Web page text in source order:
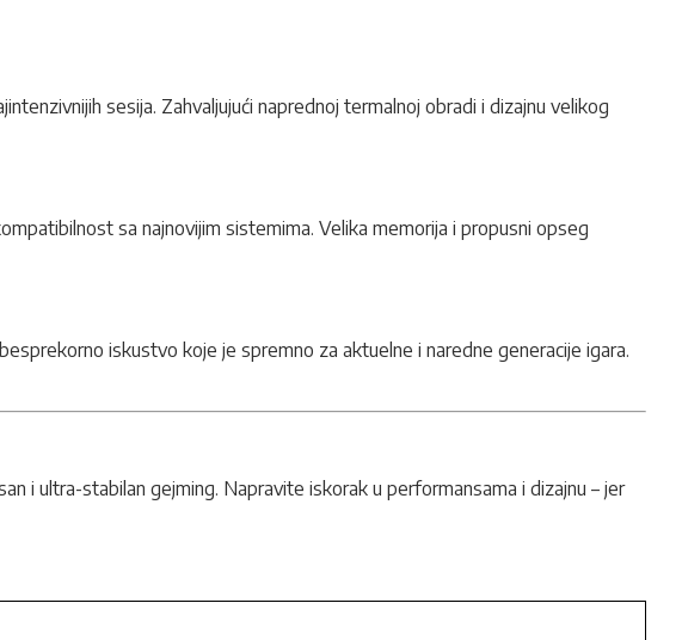
sesija. Zahvaljujući naprednoj termalnoj obradi i dizajnu velikog
sa najnovijim sistemima. Velika memorija i propusni opseg
iskustvo koje je spremno za aktuelne i naredne generacije igara.
i ultra-stabilan gejming. Napravite iskorak u performansama i dizajnu – jer